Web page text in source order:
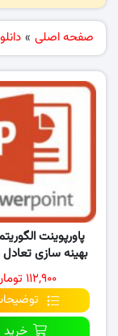
صفحه اصلی »
پاورپوینت
بهینه سازی
برای مشکلات
۱۱۲,۹۰۰ تومان
خرید